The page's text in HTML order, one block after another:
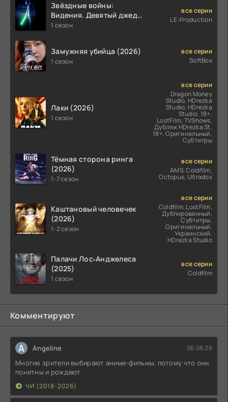
Звёздные войны:
Видения. Девятый джедай
(2026)
1 сезон
все серии
LE-Production
Замужняя убийца (2026)
1 сезон
все серии
SoftBox
Лаки (2026)
1 сезон
все серии
Dragon Money
Studio, HDrezka
Studio, HDrezka
Studio. 18+,
LostFilm, TVShows,
Дубляж HDrezka St.
18+, Оригинальный,
Субтитры
Тёмная сторона ринга
(2026)
1-7 сезон
все серии
AMS, Coldfilm,
Octopus, Ultradox
Каштановый человечек
(2026)
1-2 сезон
все серии
Coldfilm, LostFilm,
Дублированный,
Субтитры,
Оригинальный,
Украинский,
HDrezka Studio
Палачи Лос‑Анджелеса
(2025)
1 сезон
все серии
Coldfilm
Комментируют
A Angeline 06.08.26
Многие зрители выбирают аниме-фильмы, потому что они
понятны и рождают
ЧИ (2018-2026)